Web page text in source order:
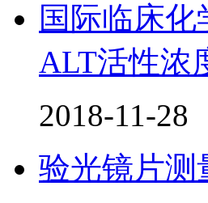
国际临床
ALT活性浓
2018-11-28
验光镜片测